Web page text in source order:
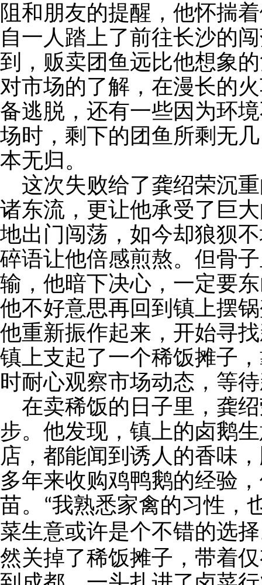
阻和朋友的提醒，他怀揣
自一人踏上了前往长沙的
到，贩卖团鱼远比他想象
对市场的了解，在漫长的
备逃脱，还有一些因为环
场时，剩下的团鱼所剩无
本无归。
这次失败给了龚绍荣沉
诸东流，更让他承受了巨
地出门闯荡，如今却狼狈
碎语让他倍感煎熬。但骨
输，他暗下决心，一定要
他不好意思再回到镇上摆
他重新振作起来，开始寻
镇上支起了一个稀饭摊子
时耐心观察市场动态，等
在卖稀饭的日子里，龚
步。他发现，镇上的卤鹅
店，都能闻到诱人的香味
多年来收购鸡鸭鹅的经验
苗。
“我熟悉家禽的习性，
菜生意或许是个不错的选
然关掉了稀饭摊子，带着